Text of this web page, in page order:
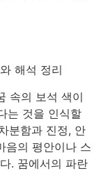
속의 보석 색이
는 것을 인식할
분함과 진정, 안
음의 평안이나 스
. 꿈에서의 파란